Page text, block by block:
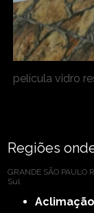
película vidro
Regiões
GRANDE SÃO PAULO
Sul
Aclimação